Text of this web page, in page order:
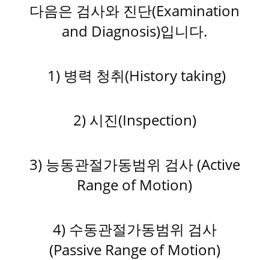
다음은 검사와 진단(Examination
and Diagnosis)입니다.
1) 병력 청취(History taking)
2) 시진(Inspection)
3) 능동관절가동범위 검사 (Active
Range of Motion)
4) 수동관절가동범위 검사
(Passive Range of Motion)